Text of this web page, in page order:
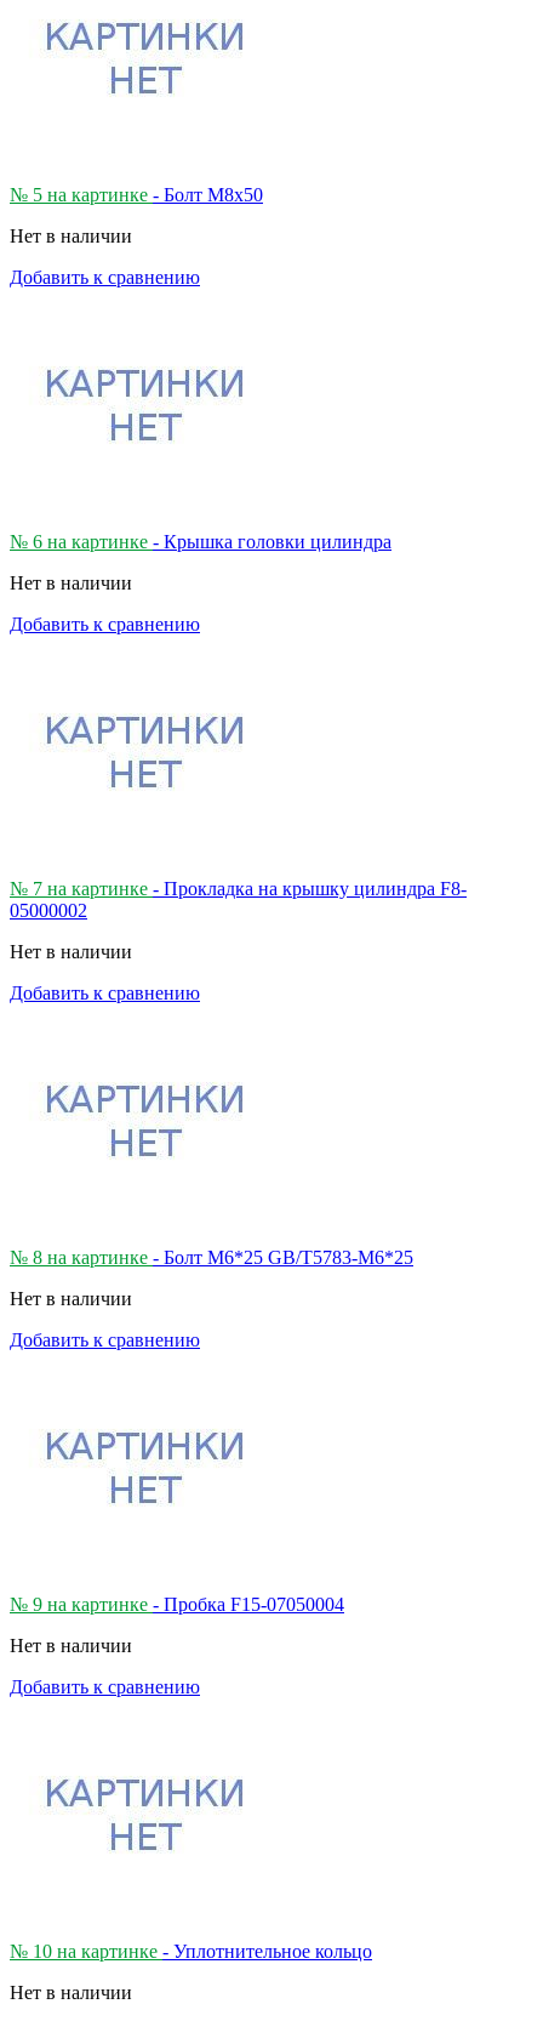
№ 5 на картинке - Болт M8x50
Нет в наличии
Добавить к сравнению
№ 6 на картинке - Крышка головки цилиндра
Нет в наличии
Добавить к сравнению
№ 7 на картинке - Прокладка на крышку цилиндра F8-
05000002
Нет в наличии
Добавить к сравнению
№ 8 на картинке - Болт М6*25 GB/T5783-M6*25
Нет в наличии
Добавить к сравнению
№ 9 на картинке - Пробка F15-07050004
Нет в наличии
Добавить к сравнению
№ 10 на картинке - Уплотнительное кольцо
Нет в наличии